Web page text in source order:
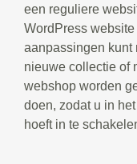
een reguliere
WordPress
aanpassingen kunt
nieuwe collectie of
webshop worden
doen, zodat u in
hoeft in te